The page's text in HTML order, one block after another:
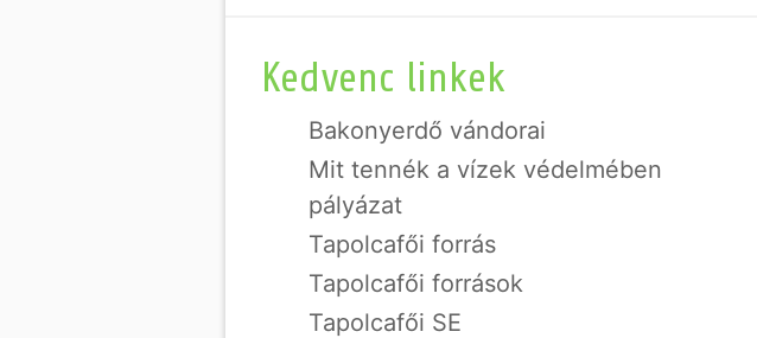
Kedvenc linkek
Bakonyerdő vándorai
Mit tennék a vízek védelmében
pályázat
Tapolcafői forrás
Tapolcafői források
Tapolcafői SE